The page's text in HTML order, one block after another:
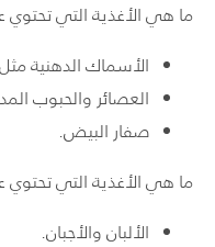
ما هي الأغذية التي تحتوي
الأسماك الدهنية
العصائر والحبوب
صفار البيض.
ما هي الأغذية التي تحتوي
الألبان والأجبان.